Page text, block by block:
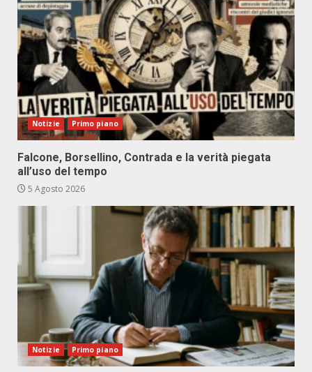
Notizie Primo piano
Falcone, Borsellino, Contrada e la verità piegata
all’uso del tempo
5 Agosto 2026
Notizie Primo piano